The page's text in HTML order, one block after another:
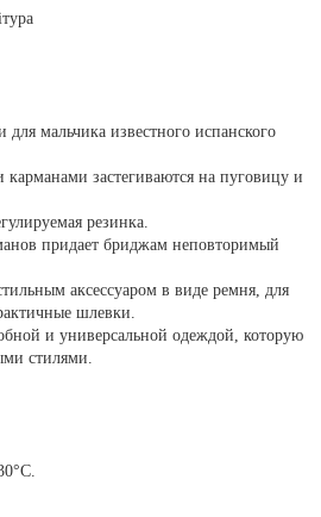
мальчика известного испанского
застегиваются на пуговицу и
резинка.
придает бриджам неповторимый
аксессуаром в виде ремня, для
шлевки.
и универсальной одеждой, которую
стилями.